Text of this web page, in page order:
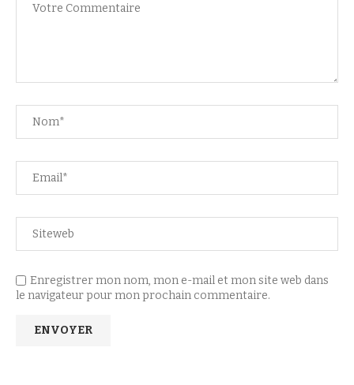
Enregistrer mon nom, mon e-mail et mon site web dans
le navigateur pour mon prochain commentaire.